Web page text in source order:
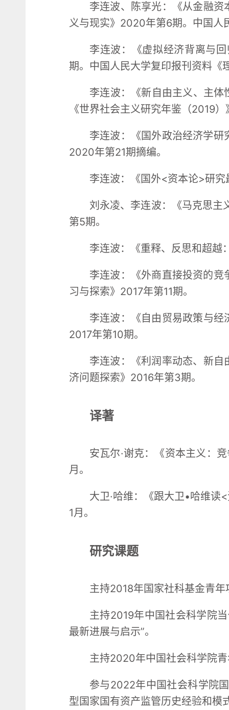
李连波、陈享光：《从金融
义与现实》2020年第6期。中国人
李连波：《虚拟经济背离与
期。中国人民大学复印报刊资料
李连波：《新自由主义、主
《世界社会主义研究年鉴（2019
李连波：《国外政治经济学
2020年第21期摘编。
李连波：《国外<资本论>研
刘永凌、李连波：《马克思主
第5期。
李连波：《重释、反思和超越
李连波：《外商直接投资的
习与探索》2017年第11期。
李连波：《自由贸易政策与
2017年第10期。
李连波：《利润率动态、新
济问题探索》2016年第3期。
译著
安瓦尔·谢克：《资本主义：
月。
大卫·哈维：《跟大卫•哈维
1月。
研究课题
主持2018年国家社科基金青
主持2019年中国社会科学院
最新进展与启示”。
主持2020年中国社会科学院
参与2022年中国社会科学院
型国家国有资产监管历史经验和